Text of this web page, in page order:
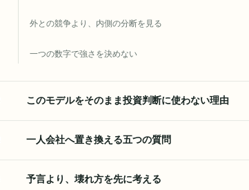
外との競争より、内側の分断を見る
一つの数字で強さを決めない
このモデルをそのまま投資判断に使わない理由
一人会社へ置き換える五つの質問
予言より、壊れ方を先に考える